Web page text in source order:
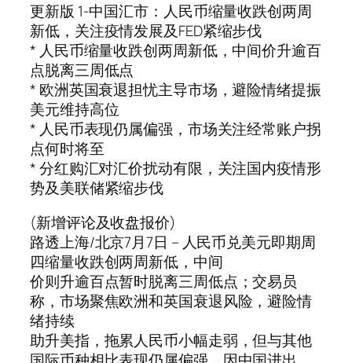
更新版 1-中国汇市：人民币缩量收跌创两周
新低，关注疫情发展及FED紧缩步伐
* 人民币缩量收跌创两周新低，中间价升逾百
点脱离三周低点
* 欧洲英国衰退担忧主导市场，避险情绪提振
美元维持高位
* 人民币表现仍属偏强，市场关注经常账户拐
点何时将至
* 分红购汇对汇价扰动有限，关注国内疫情形
势及美联储紧缩步伐
(新增评论及收盘报价)
路透上海/北京7月7日 – 人民币兑美元即期周
四缩量收跌创两周新低，中间
价则升逾百点暂时脱离三周低点；交易员
称，市场聚焦欧洲和英国衰退风险，避险情
绪持续
助升美指，拖累人民币小幅走弱，但与其他